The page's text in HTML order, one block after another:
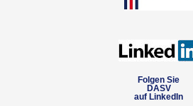
Folgen Sie
DASV
auf LinkedIn